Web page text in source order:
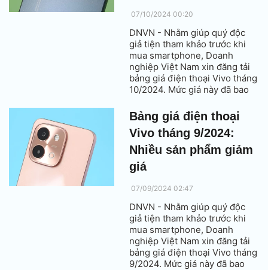
07/10/2024 00:20
DNVN - Nhằm giúp quý độc
giả tiện tham khảo trước khi
mua smartphone, Doanh
nghiệp Việt Nam xin đăng tải
bảng giá điện thoại Vivo tháng
10/2024. Mức giá này đã bao
Bảng giá điện thoại
Vivo tháng 9/2024:
Nhiều sản phẩm giảm
giá
07/09/2024 02:47
DNVN - Nhằm giúp quý độc
giả tiện tham khảo trước khi
mua smartphone, Doanh
nghiệp Việt Nam xin đăng tải
bảng giá điện thoại Vivo tháng
9/2024. Mức giá này đã bao